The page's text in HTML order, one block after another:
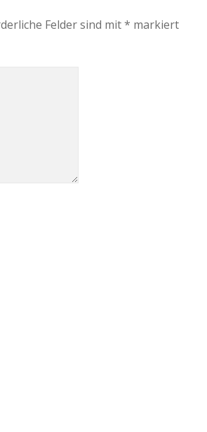
Felder sind mit* markiert